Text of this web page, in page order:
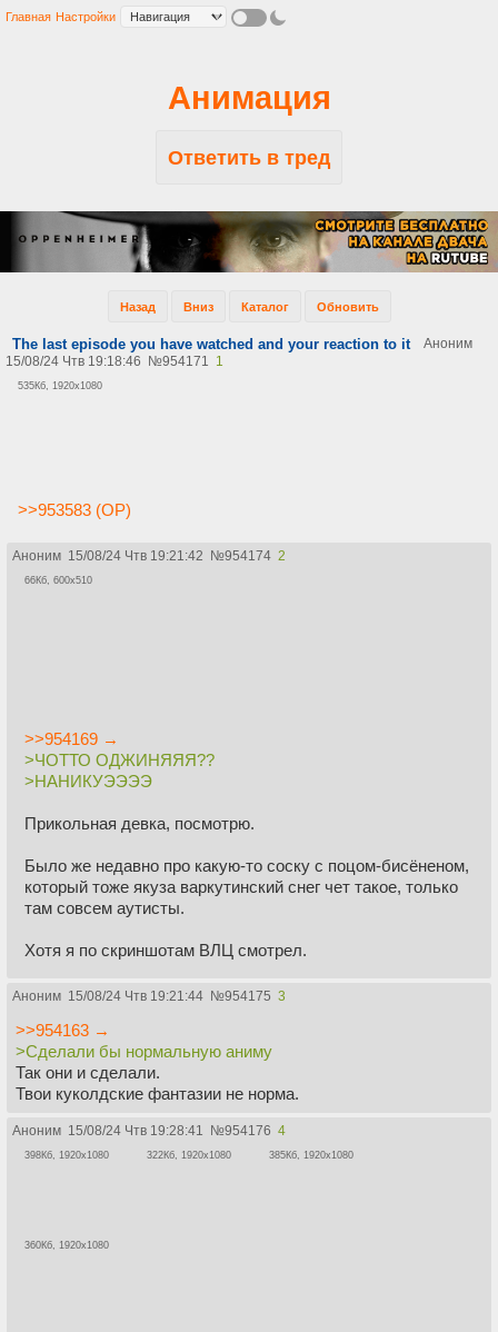
Главная Настройки
Анимация
Ответить в тред
Назад Вниз Каталог Обновить
The last episode you have watched and your reaction to it
Аноним
15/08/24 Чтв 19:18:46
№954171 1
535Кб, 1920x1080
>>953583 (OP)
Аноним 15/08/24 Чтв 19:21:42 №954174 2
66Кб, 600x510
>>954169 →
>ЧОТТО ОДЖИНЯЯЯ??
>НАНИКУЭЭЭЭ
Прикольная девка, посмотрю.
Было же недавно про какую-то соску с поцом-бисёненом,
который тоже якуза варкутинский снег чет такое, только
там совсем аутисты.
Хотя я по скриншотам ВЛЦ смотрел.
Аноним 15/08/24 Чтв 19:21:44 №954175 3
>>954163 →
>Сделали бы нормальную аниму
Так они и сделали.
Твои куколдские фантазии не норма.
Аноним 15/08/24 Чтв 19:28:41 №954176 4
398Кб, 1920x1080 322Кб, 1920x1080 385Кб, 1920x1080
360Кб, 1920x1080